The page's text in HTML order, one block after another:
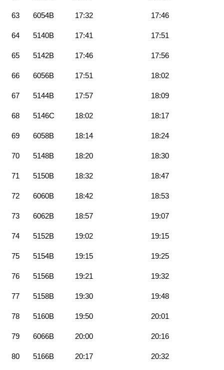
63 6054B 17:32 17:46
64 5140B 17:41 17:51
65 5142B 17:46 17:56
66 6056B 17:51 18:02
67 5144B 17:57 18:09
68 5146C 18:02 18:17
69 6058B 18:14 18:24
70 5148B 18:20 18:30
71 5150B 18:32 18:47
72 6060B 18:42 18:53
73 6062B 18:57 19:07
74 5152B 19:02 19:15
75 5154B 19:15 19:25
76 5156B 19:21 19:32
77 5158B 19:30 19:48
78 5160B 19:50 20:01
79 6066B 20:00 20:16
80 5166B 20:17 20:32